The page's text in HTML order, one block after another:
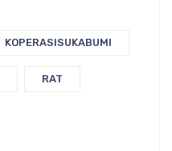
KOPERASISUKABUMI
RAT